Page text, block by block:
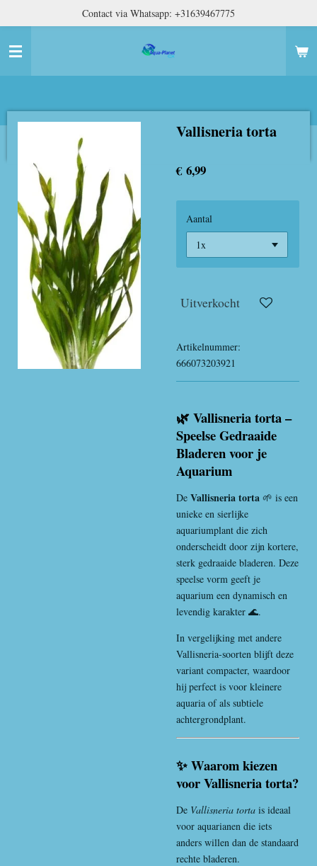
naar
hoofdinhoud
Contact via Whatsapp: +31639467775
Vallisneria torta
€ 6,99
Aantal
Uitverkocht
Artikelnummer:
666073203921
🌿 Vallisneria torta –
Speelse Gedraaide
Bladeren voor je
Aquarium
De Vallisneria torta 🌱 is een
unieke en sierlijke
aquariumplant die zich
onderscheidt door zijn kortere,
sterk gedraaide bladeren. Deze
speelse vorm geeft je
aquarium een dynamisch en
levendig karakter 🌊.
In vergelijking met andere
Vallisneria-soorten blijft deze
variant compacter, waardoor
hij perfect is voor kleinere
aquaria of als subtiele
achtergrondplant.
✨ Waarom kiezen
voor Vallisneria torta?
De Vallisneria torta is ideaal
voor aquarianen die iets
anders willen dan de standaard
rechte bladeren.